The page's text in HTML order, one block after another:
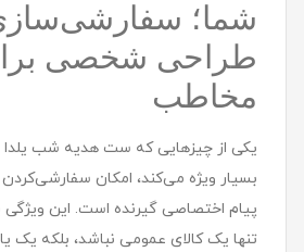
شما؛
طراحی شخصی
مخاطب
یکی از چیزهایی که ست هديه شب یلدا
بسیار ویژه می‌کند، امکان سفارشی‌کردن
پیام اختصاصی گیرنده است. این
تنها یک کالای عمومی نباشد، بلکه یک